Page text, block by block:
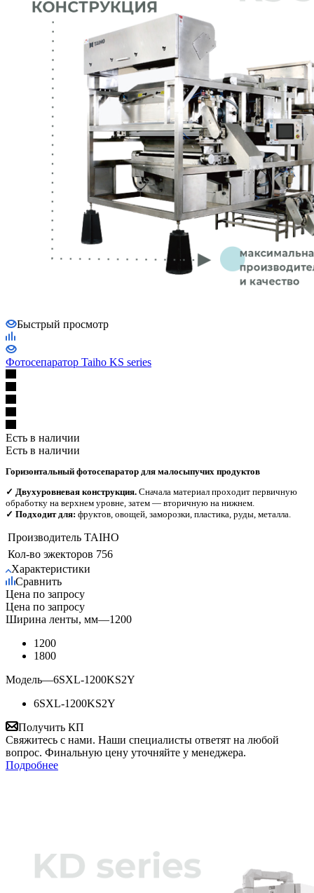
Быстрый просмотр
Фотосепаратор Taiho KS series
Есть в наличии
Есть в наличии
Горизонтальный фотосепаратор для малосыпучих продуктов
✓ Двухуровневая конструкция. Сначала материал проходит первичную
обработку на верхнем уровне, затем — вторичную на нижнем.
✓ Подходит для: фруктов, овощей, заморозки, пластика, руды, металла.
Производитель TAIHO
Кол-во эжекторов 756
Характеристики
Сравнить
Цена по запросу
Цена по запросу
Ширина ленты, мм—1200
1200
1800
Модель—6SXL-1200KS2Y
6SXL-1200KS2Y
Получить КП
Свяжитесь с нами. Наши специалисты ответят на любой
вопрос. Финальную цену уточняйте у менеджера.
Подробнее